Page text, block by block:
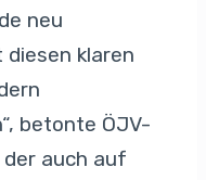
neu
diesen klaren
betonte ÖJV-
der auch auf